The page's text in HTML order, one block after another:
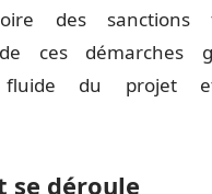
des sanctions
de ces démarches
fluide du projet
se déroule